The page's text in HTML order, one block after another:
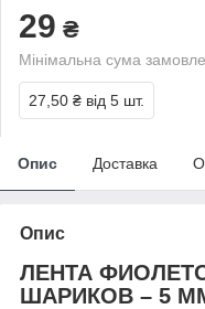
29 ₴
Мінімальна сума
27,50 ₴ від 5 шт.
Опис Доставка
Опис
ЛЕНТА
ШАРИКОВ – 5